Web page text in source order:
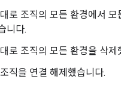
로 조직의 모든 환경에서 모
니다.
로 조직의 모든 환경을 삭제
직을 연결 해제했습니다.